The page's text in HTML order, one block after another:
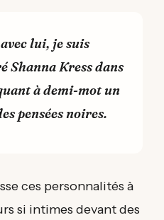
lui, je suis
Shanna Kress dans
à demi-mot un
pensées noires.
ces personnalités à
si intimes devant des